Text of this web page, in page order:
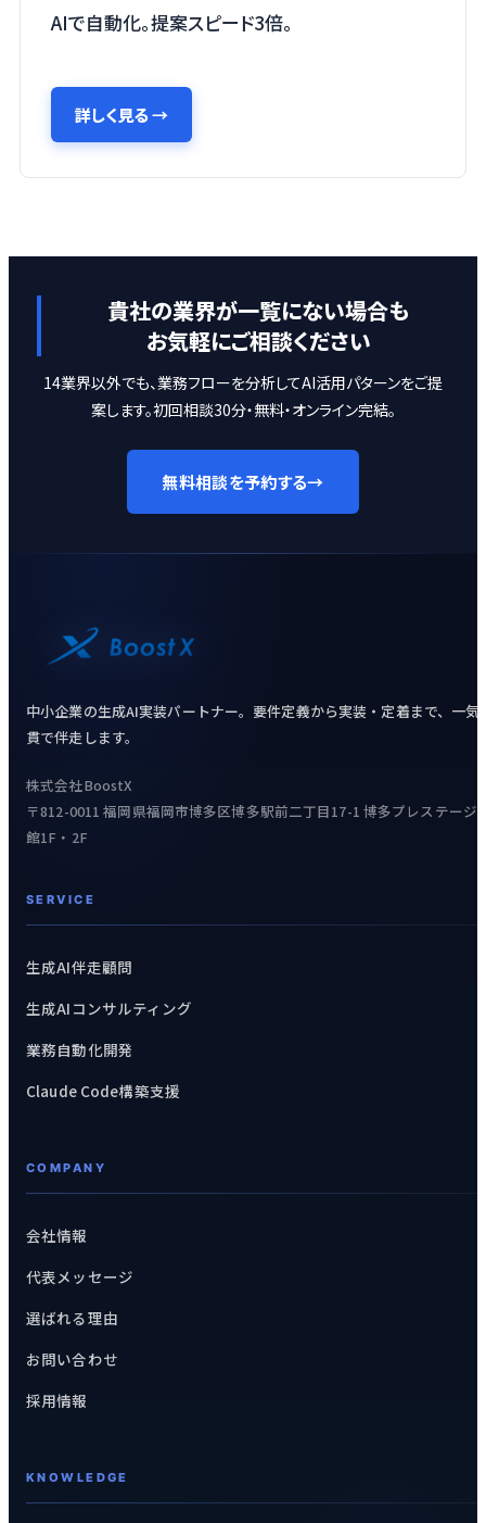
AIで自動化。提案スピード3倍。
詳しく見る→
貴社の業界が一覧にない場合も
お気軽にご相談ください
14業界以外でも、業務フローを分析してAI活用パターンをご提
案します。初回相談30分・無料・オンライン完結。
無料相談を予約する→
中小企業の生成AI実装パートナー。要件定義から実装・定着まで、一気
貫で伴走します。
株式会社BoostX
〒812-0011 福岡県福岡市博多区博多駅前二丁目17-1 博多プレステージ
館1F・2F
SERVICE
生成AI伴走顧問
生成AIコンサルティング
業務自動化開発
Claude Code構築支援
COMPANY
会社情報
代表メッセージ
選ばれる理由
お問い合わせ
採用情報
KNOWLEDGE